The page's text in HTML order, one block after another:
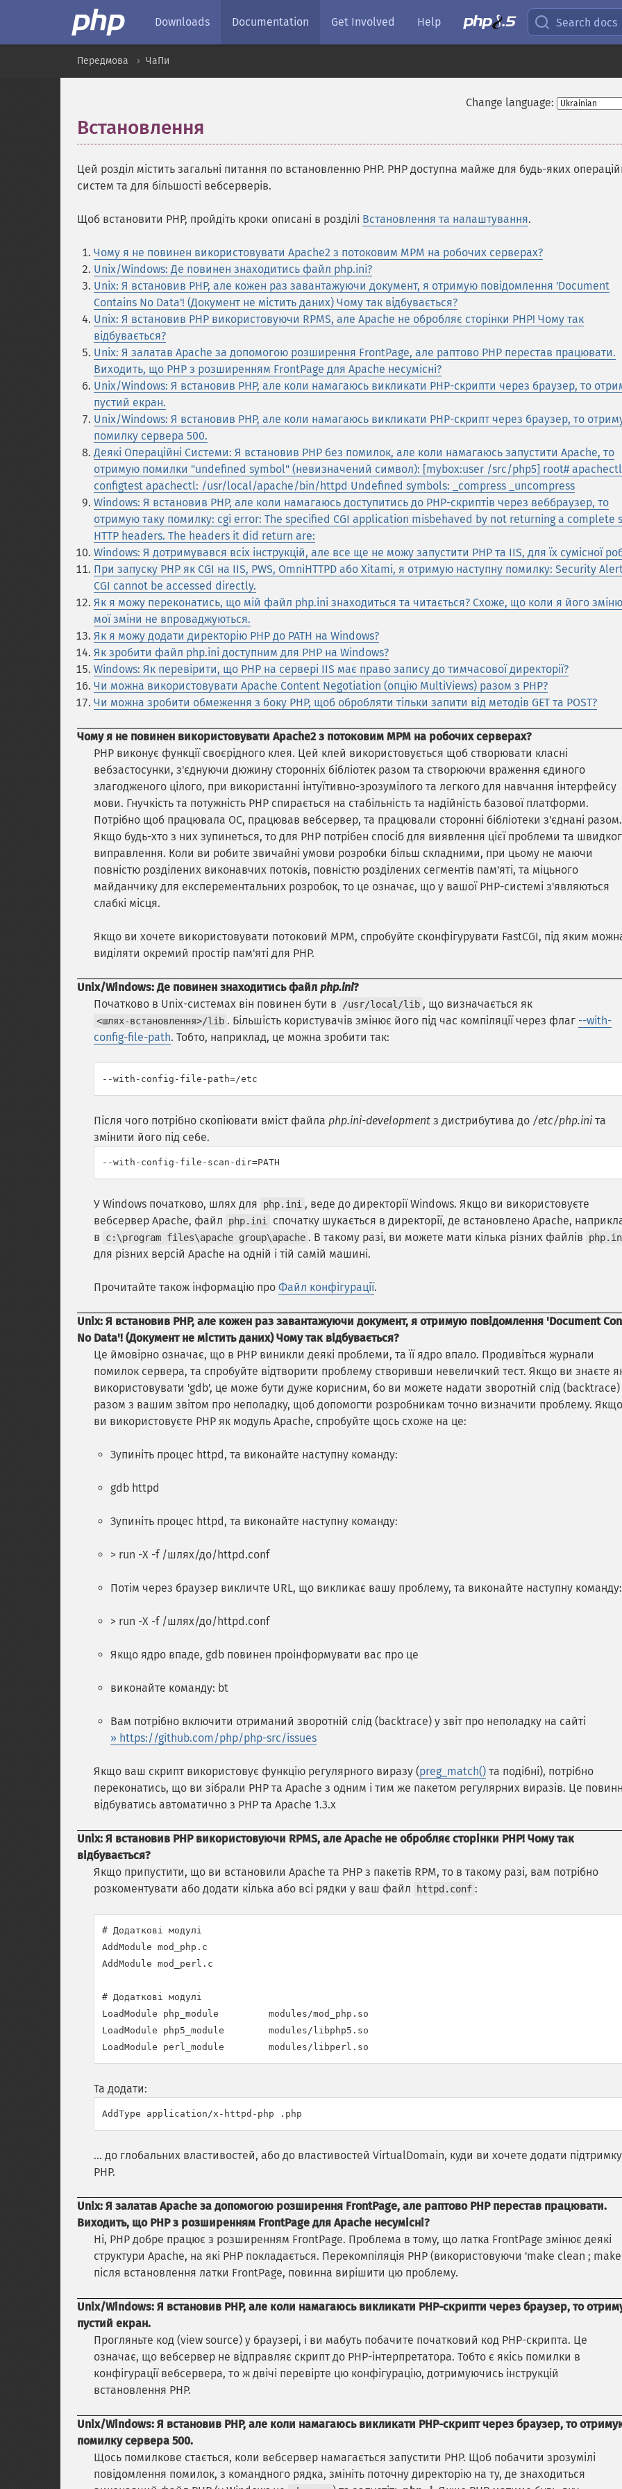
Downloads Documentation Get Involved Help Search docs
Передмова ЧаПи
Change language:
Встановлення
Цей розділ містить загальні питання по встановленню PHP. PHP доступна майже для будь-яких
систем та для більшості вебсерверів.
Щоб встановити PHP, пройдіть кроки описані в розділі Встановлення та налаштування.
Чому я не повинен використовувати Apache2 з потоковим MPM на робочих серверах?
Unix/Windows: Де повинен знаходитись файл php.ini?
Unix: Я встановив PHP, але кожен раз завантажуючи документ, я отримую повідомлення 'Document
Contains No Data'! (Документ не містить даних) Чому так відбувається?
Unix: Я встановив PHP використовуючи RPMS, але Apache не обробляє сторінки PHP! Чому так
відбувається?
Unix: Я залатав Apache за допомогою розширення FrontPage, але раптово PHP перестав працювати.
Виходить, що PHP з розширенням FrontPage для Apache несумісні?
Unix/Windows: Я встановив PHP, але коли намагаюсь викликати PHP-скрипти через браузер, то
пустий екран.
Unix/Windows: Я встановив PHP, але коли намагаюсь викликати PHP-скрипт через браузер, то
помилку сервера 500.
Деякі Операційні Системи: Я встановив PHP без помилок, але коли намагаюсь запустити Apache, то
отримую помилки "undefined symbol" (невизначений символ): [mybox:user /src/php5] root# apachectl
configtest apachectl: /usr/local/apache/bin/httpd Undefined symbols: _compress _uncompress
Windows: Я встановив PHP, але коли намагаюсь доступитись до PHP-скриптів через веббраузер, то
отримую таку помилку: cgi error: The specified CGI application misbehaved by not returning a complete
HTTP headers. The headers it did return are:
Windows: Я дотримувався всіх інструкцій, але все ще не можу запустити PHP та IIS, для їх сумісної
При запуску PHP як CGI на IIS, PWS, OmniHTTPD або Xitami, я отримую наступну помилку: Security
CGI cannot be accessed directly.
Як я можу переконатись, що мій файл php.ini знаходиться та читається? Схоже, що коли я його
мої зміни не впроваджуються.
Як я можу додати директорію PHP до PATH на Windows?
Як зробити файл php.ini доступним для PHP на Windows?
Windows: Як перевірити, що PHP на сервері IIS має право запису до тимчасової директорії?
Чи можна використовувати Apache Content Negotiation (опцію MultiViews) разом з PHP?
Чи можна зробити обмеження з боку PHP, щоб обробляти тільки запити від методів GET та POST?
Чому я не повинен використовувати Apache2 з потоковим MPM на робочих серверах?
PHP виконує функції своєрідного клея. Цей клей використовується щоб створювати класні
вебзастосунки, з'єднуючи дюжину сторонніх бібліотек разом та створюючи враження єдиного
злагодженого цілого, при використанні інтуїтивно-зрозумілого та легкого для навчання інтерфейсу
мови. Гнучкість та потужність PHP спирається на стабільність та надійність базової платформи.
Потрібно щоб працювала ОС, працював вебсервер, та працювали сторонні бібліотеки з'єднані разом.
Якщо будь-хто з них зупинеться, то для PHP потрібен спосіб для виявлення цієї проблеми та
виправлення. Коли ви робите звичайні умови розробки більш складними, при цьому не маючи
повністю розділених виконавчих потоків, повністю розділених сегментів пам'яті, та міцьного
майданчику для експерементальних розробок, то це означає, що у вашої PHP-системі з'являються
слабкі місця.
Якщо ви хочете використовувати потоковий MPM, спробуйте сконфігурувати FastCGI, під яким
виділяти окремий простір пам'яті для PHP.
Unix/Windows: Де повинен знаходитись файл php.ini?
Початково в Unix-системах він повинен бути в
/usr/local/lib , що визначається як
<шлях-встановлення>/lib . Більшість користувачів змінює його під час компіляції через флаг --with-
config-file-path. Тобто, наприклад, це можна зробити так:
--with-config-file-path=/etc
Після чого потрібно скопіювати вміст файла php.ini-development з дистрибутива до /etc/php.ini та
змінити його під себе.
--with-config-file-scan-dir=PATH
У Windows початково, шлях для php.ini , веде до директорії Windows. Якщо ви використовуєте
вебсервер Apache, файл
php.ini
спочатку шукається в директорії, де встановлено Apache,
в
c:\program files\apache group\apache . В такому разі, ви можете мати кілька різних файлів
для різних версій Apache на одній і тій самій машині.
Прочитайте також інформацію про Файл конфігурації.
Unix: Я встановив PHP, але кожен раз завантажуючи документ, я отримую повідомлення 'Document
No Data'! (Документ не містить даних) Чому так відбувається?
Це ймовірно означає, що в PHP виникли деякі проблеми, та її ядро впало. Продивіться журнали
помилок сервера, та спробуйте відтворити проблему створивши невеличкий тест. Якщо ви знаєте
використовувати 'gdb', це може бути дуже корисним, бо ви можете надати зворотній слід (backtrace)
разом з вашим звітом про неполадку, щоб допомогти розробникам точно визначити проблему. Якщо
ви використовуєте PHP як модуль Apache, спробуйте щось схоже на це:
Зупиніть процес httpd, та виконайте наступну команду:
gdb httpd
Зупиніть процес httpd, та виконайте наступну команду:
> run -X -f /шлях/до/httpd.conf
Потім через браузер викличте URL, що викликає вашу проблему, та виконайте наступну команду:
> run -X -f /шлях/до/httpd.conf
Якщо ядро впаде, gdb повинен проінформувати вас про це
виконайте команду: bt
Вам потрібно включити отриманий зворотній слід (backtrace) у звіт про неполадку на сайті
» https://github.com/php/php-src/issues
Якщо ваш скрипт використовує функцію регулярного виразу (preg_match() та подібні), потрібно
переконатись, що ви зібрали PHP та Apache з одним і тим же пакетом регулярних виразів. Це
відбуватись автоматично з PHP та Apache 1.3.x
Unix: Я встановив PHP використовуючи RPMS, але Apache не обробляє сторінки PHP! Чому так
відбувається?
Якщо припустити, що ви встановили Apache та PHP з пакетів RPM, то в такому разі, вам потрібно
розкоментувати або додати кілька або всі рядки у ваш файл
httpd.conf :
# Додаткові модулі
AddModule mod_php.c
AddModule mod_perl.c
# Додаткові модулі
LoadModule php_module         modules/mod_php.so
LoadModule php5_module        modules/libphp5.so
LoadModule perl_module        modules/libperl.so
Та додати:
AddType application/x-httpd-php .php
... до глобальних властивостей, або до властивостей VirtualDomain, куди ви хочете додати підтримку
PHP.
Unix: Я залатав Apache за допомогою розширення FrontPage, але раптово PHP перестав працювати.
Виходить, що PHP з розширенням FrontPage для Apache несумісні?
Ні, PHP добре працює з розширенням FrontPage. Проблема в тому, що латка FrontPage змінює деякі
структури Apache, на які PHP покладається. Перекомпіляція PHP (використовуючи 'make clean ;
після встановлення латки FrontPage, повинна вирішити цю проблему.
Unix/Windows: Я встановив PHP, але коли намагаюсь викликати PHP-скрипти через браузер, то
пустий екран.
Прогляньте код (view source) у браузері, і ви мабуть побачите початковий код PHP-скрипта. Це
означає, що вебсервер не відправляє скрипт до PHP-інтерпретатора. Тобто є якісь помилки в
конфігурації вебсервера, то ж двічі перевірте цю конфігурацію, дотримуючись інструкцій
встановлення PHP.
Unix/Windows: Я встановив PHP, але коли намагаюсь викликати PHP-скрипт через браузер, то
помилку сервера 500.
Щось помилкове стається, коли вебсервер намагається запустити PHP. Щоб побачити зрозумілі
повідомлення помилок, з командного рядка, змініть поточну директорію на ту, де знаходиться